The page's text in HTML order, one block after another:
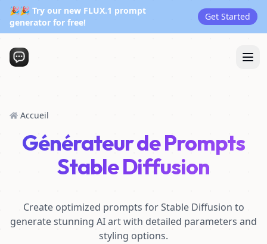
🎉🎉 Try our new FLUX.1 prompt
generator for free!
Get Started
Accueil
Générateur de Prompts
Stable Diffusion
Create optimized prompts for Stable Diffusion to
generate stunning AI art with detailed parameters and
styling options.